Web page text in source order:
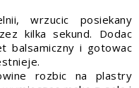
wrzucic posiekany
kilka sekund. Dodac
balsamiczny i gotowac
rozbic na plastry